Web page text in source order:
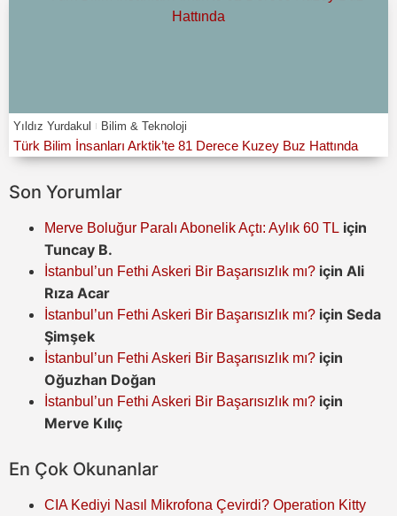
Yıldız Yurdakul Bilim & Teknoloji
Türk Bilim İnsanları Arktik’te 81 Derece Kuzey Buz Hattında
Son Yorumlar
Merve Boluğur Paralı Abonelik Açtı: Aylık 60 TL için
Tuncay B.
İstanbul’un Fethi Askeri Bir Başarısızlık mı? için Ali
Rıza Acar
İstanbul’un Fethi Askeri Bir Başarısızlık mı? için Seda
Şimşek
İstanbul’un Fethi Askeri Bir Başarısızlık mı? için
Oğuzhan Doğan
İstanbul’un Fethi Askeri Bir Başarısızlık mı? için
Merve Kılıç
En Çok Okunanlar
CIA Kediyi Nasıl Mikrofona Çevirdi? Operation Kitty